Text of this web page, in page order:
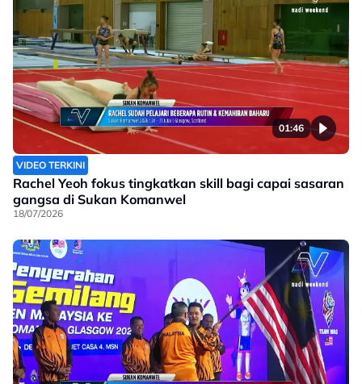
01:46
VIDEO TERKINI
Rachel Yeoh fokus tingkatkan skill bagi capai sasaran
gangsa di Sukan Komanwel
18/07/2026